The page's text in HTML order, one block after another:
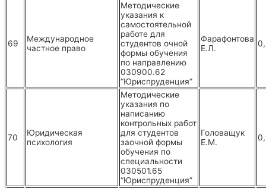
69
Международное
частное право
Методические
указания к
самостоятельной
работе для
студентов очной
формы обучения
по направлению
030900.62
“Юриспруденция”
Фарафонтова
Е.Л.
70
Юридическая
психология
Методические
указания по
написанию
контрольных работ
для студентов
заочной формы
обучения по
специальности
030501.65
“Юриспруденция”
Головащук
Е.М.